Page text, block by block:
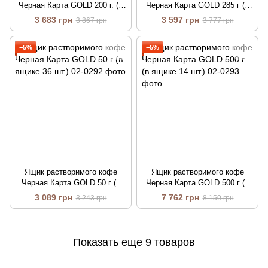
Черная Карта GOLD 200 г. (в
ящике 12 шт.)
3 683 грн 3 867 грн
Черная Карта GOLD 285 г (в
ящике 10 шт.)
3 597 грн 3 777 грн
−5%
Ящик растворимого кофе
Черная Карта GOLD 50 г (в
ящике 36 шт.)
3 089 грн 3 243 грн
−5%
Ящик растворимого кофе
Черная Карта GOLD 500 г (в
ящике 14 шт.)
7 762 грн 8 150 грн
Показать еще 9 товаров